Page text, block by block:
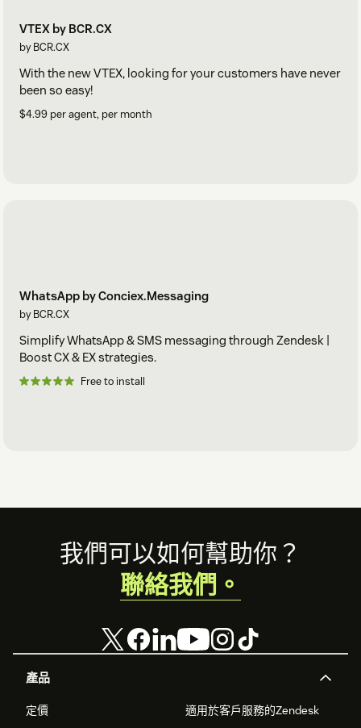
VTEX by BCR.CX
by BCR.CX
With the new VTEX, looking for your customers have never
been so easy!
$4.99 per agent, per month
WhatsApp by Conciex.Messaging
by BCR.CX
Simplify WhatsApp & SMS messaging through Zendesk |
Boost CX & EX strategies.
Free to install
Footer
產品
定價
適用於客戶服務的Zendesk
我們可以如何幫助你？
聯絡我們。